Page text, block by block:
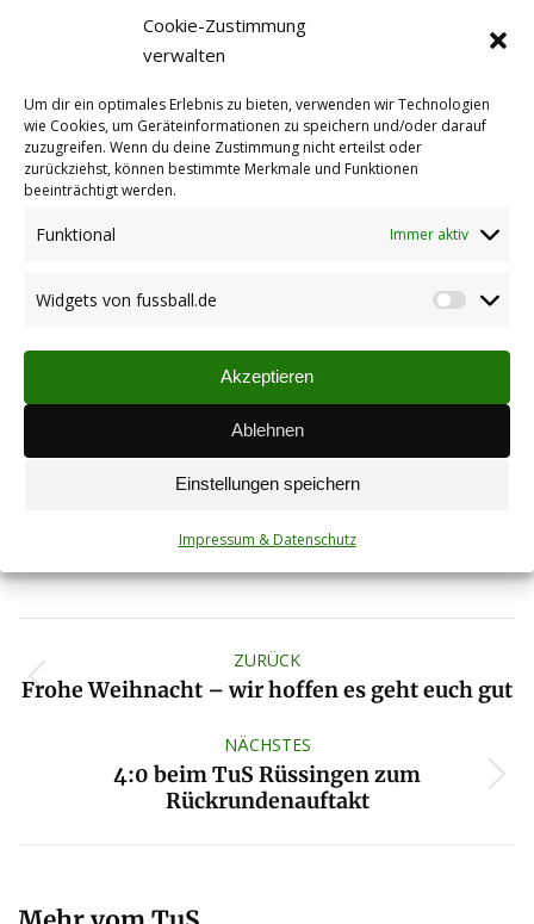
Cookie-Zustimmung
verwalten
Um dir ein optimales Erlebnis zu bieten, verwenden wir Technologien
wie Cookies, um Geräteinformationen zu speichern und/oder darauf
zuzugreifen. Wenn du deine Zustimmung nicht erteilst oder
zurückziehst, können bestimmte Merkmale und Funktionen
beeinträchtigt werden.
Funktional Immer aktiv
Widgets von fussball.de
Akzeptieren
Ablehnen
Einstellungen speichern
Impressum & Datenschutz
Wochenblatt – Ausgabe Kirchheimbolanden 07. März
Kategorien:Jugend,Veranstaltungen
Markus Hengstenberg
Schlagwörter:
Events Jugend
ZURÜCK
Vorheriger
Frohe Weihnacht – wir hoffen es geht euch gut
NÄCHSTES
Nächster
Beitrag:
4:0 beim TuS Rüssingen zum
Rückrundenauftakt